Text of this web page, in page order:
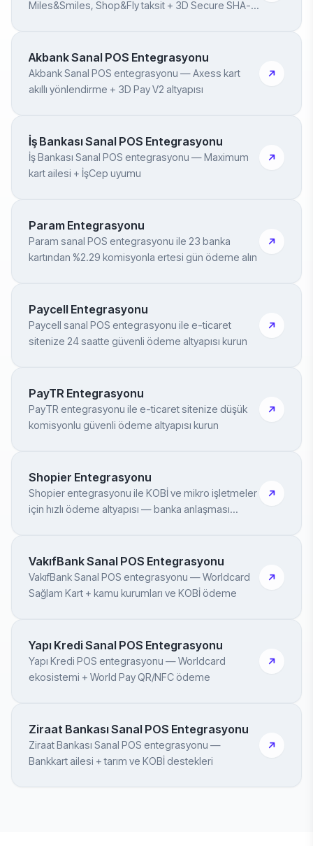
Miles&Smiles, Shop&Fly taksit + 3D Secure SHA-
Akbank Sanal POS Entegrasyonu
Akbank Sanal POS entegrasyonu — Axess kart
akıllı yönlendirme + 3D Pay V2 altyapısı
İş Bankası Sanal POS Entegrasyonu
İş Bankası Sanal POS entegrasyonu — Maximum
kart ailesi + İşCep uyumu
Param Entegrasyonu
Param sanal POS entegrasyonu ile 23 banka
kartından %2.29 komisyonla ertesi gün ödeme alın
Paycell Entegrasyonu
Paycell sanal POS entegrasyonu ile e-ticaret
sitenize 24 saatte güvenli ödeme altyapısı kurun
PayTR Entegrasyonu
PayTR entegrasyonu ile e-ticaret sitenize düşük
komisyonlu güvenli ödeme altyapısı kurun
Shopier Entegrasyonu
Shopier entegrasyonu ile KOBİ ve mikro işletmeler
için hızlı ödeme altyapısı — banka anlaşması
VakıfBank Sanal POS Entegrasyonu
VakıfBank Sanal POS entegrasyonu — Worldcard
Sağlam Kart + kamu kurumları ve KOBİ ödeme
Yapı Kredi Sanal POS Entegrasyonu
Yapı Kredi POS entegrasyonu — Worldcard
ekosistemi + World Pay QR/NFC ödeme
Ziraat Bankası Sanal POS Entegrasyonu
Ziraat Bankası Sanal POS entegrasyonu —
Bankkart ailesi + tarım ve KOBİ destekleri